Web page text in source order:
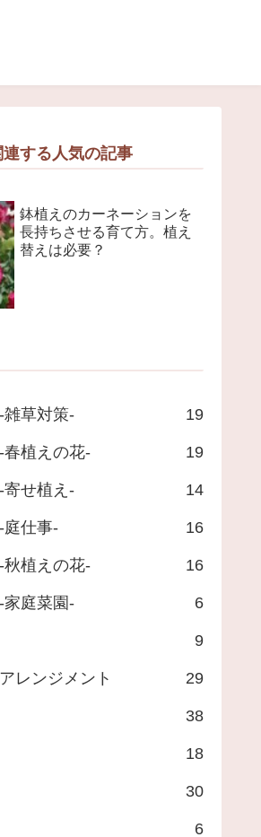
する人気の記事
鉢植えのカーネーションを
長持ちさせる育て方。植え
替えは必要？
雑草対策- 19
春植えの花- 19
寄せ植え- 14
庭仕事- 16
秋植えの花- 16
家庭菜園- 6
9
レンジメント 29
38
18
30
6